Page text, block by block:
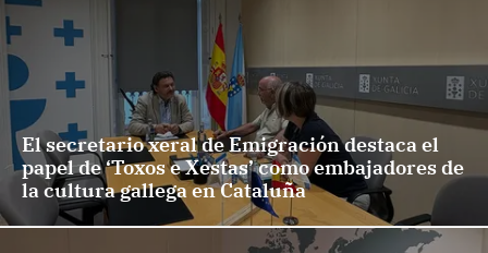
El secretario xeral de Emigración destaca el
papel de ‘Toxos e Xestas’ como embajadores de
la cultura gallega en Cataluña